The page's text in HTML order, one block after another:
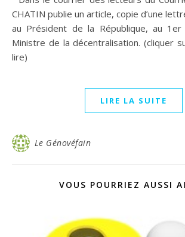
CHATIN publie un article, copie d’une
au Président de la République, au
Ministre de la décentralisation. (cliquer
lire)
LIRE LA SUITE
Le Génovéfain
VOUS POURRIEZ AUSSI